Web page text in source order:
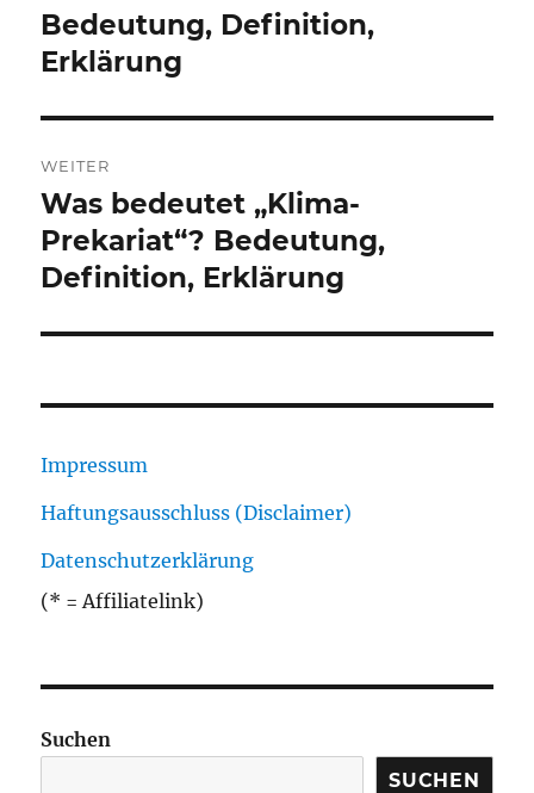
Beitrag:
Bedeutung, Definition,
Erklärung
WEITER
Nächster
Beitrag:
Was bedeutet „Klima-
Prekariat“? Bedeutung,
Definition, Erklärung
Impressum
Haftungsausschluss (Disclaimer)
Datenschutzerklärung
(* = Affiliatelink)
Suchen
SUCHEN